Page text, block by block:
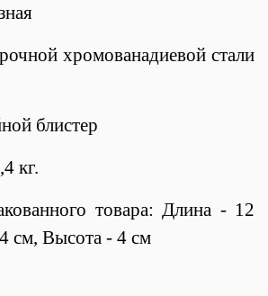
хромованадиевой стали
блистер
кг.
товара: Длина - 12
см, Высота - 4 см